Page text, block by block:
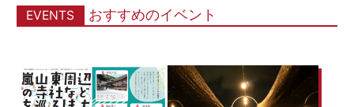
EVENTS おすすめのイベント